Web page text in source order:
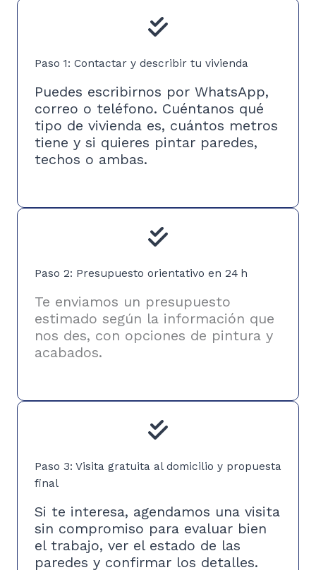
Paso 1: Contactar y describir tu vivienda
Puedes escribirnos por WhatsApp,
correo o teléfono. Cuéntanos qué
tipo de vivienda es, cuántos metros
tiene y si quieres pintar paredes,
techos o ambas.
Paso 2: Presupuesto orientativo en 24 h
Te enviamos un presupuesto
estimado según la información que
nos des, con opciones de pintura y
acabados.
Paso 3: Visita gratuita al domicilio y propuesta
final
Si te interesa, agendamos una visita
sin compromiso para evaluar bien
el trabajo, ver el estado de las
paredes y confirmar los detalles.